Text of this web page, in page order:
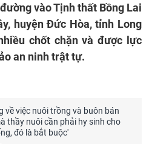
vào Tịnh thất Bồng Lai
huyện Đức Hòa, tỉnh Long
chốt chặn và được lực
an ninh trật tự.
về việc nuôi trồng và buôn bán
thầy nuôi cần phải hy sinh cho
đó là bắt buộc'